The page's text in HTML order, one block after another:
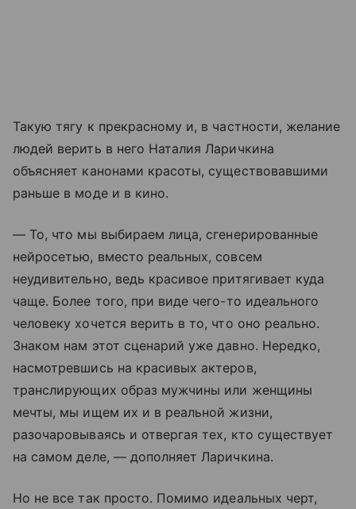
Такую тягу к прекрасному и, в частности, желание
людей верить в него Наталия Ларичкина
объясняет канонами красоты, существовавшими
раньше в моде и в кино.
— То, что мы выбираем лица, сгенерированные
нейросетью, вместо реальных, совсем
неудивительно, ведь красивое притягивает куда
чаще. Более того, при виде чего-то идеального
человеку хочется верить в то, что оно реально.
Знаком нам этот сценарий уже давно. Нередко,
насмотревшись на красивых актеров,
транслирующих образ мужчины или женщины
мечты, мы ищем их и в реальной жизни,
разочаровываясь и отвергая тех, кто существует
на самом деле, — дополняет Ларичкина.
Но не все так просто. Помимо идеальных черт,